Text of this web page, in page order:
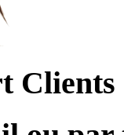
Clients